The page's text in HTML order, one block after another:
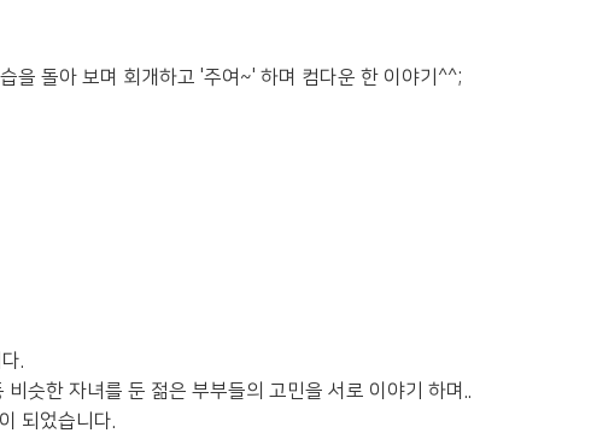
을 돌아 보며 회개하고 '주여~' 하며 컴다운 한 이야기^^;
.
슷한 자녀를 둔 젊은 부부들의 고민을 서로 이야기 하며..
되었습니다.